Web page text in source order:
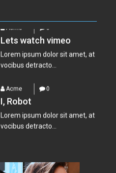
vocibus detracto...
Acme 0
I, Robot
vocibus detracto...
Acme
Suicide Squad
Acme 0